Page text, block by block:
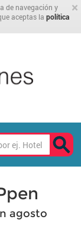
×
de navegación y
aceptas la política
agosto